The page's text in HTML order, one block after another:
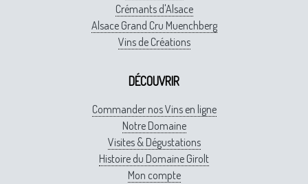
Crémants d'Alsace
Alsace Grand Cru Muenchberg
Vins de Créations
DÉCOUVRIR
Commander nos Vins en ligne
Notre Domaine
Visites & Dégustations
Histoire du Domaine Girolt
Mon compte